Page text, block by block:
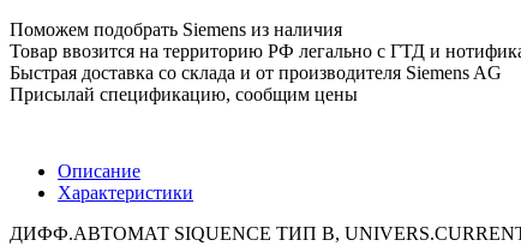
Поможем подобрать Siemens из наличия
Товар ввозится на территорию РФ легально с ГТД и
Быстрая доставка со склада и от производителя Siemens AG
Присылай спецификацию, сообщим цены
Описание
Характеристики
ДИФФ.АВТОМАТ SIQUENCE ТИП B, UNIVERS.CURRENT